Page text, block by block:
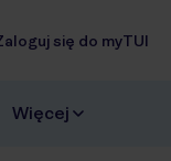
się do myTUI
Więcej